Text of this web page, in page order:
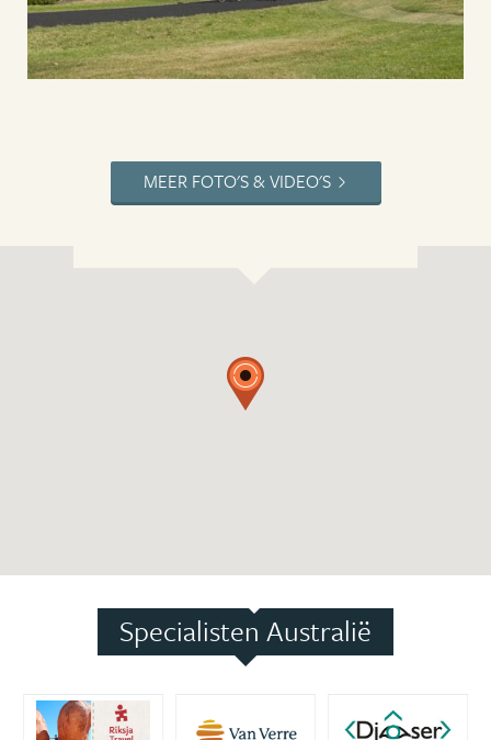
MEER FOTO'S & VIDEO'S
Specialisten Australië